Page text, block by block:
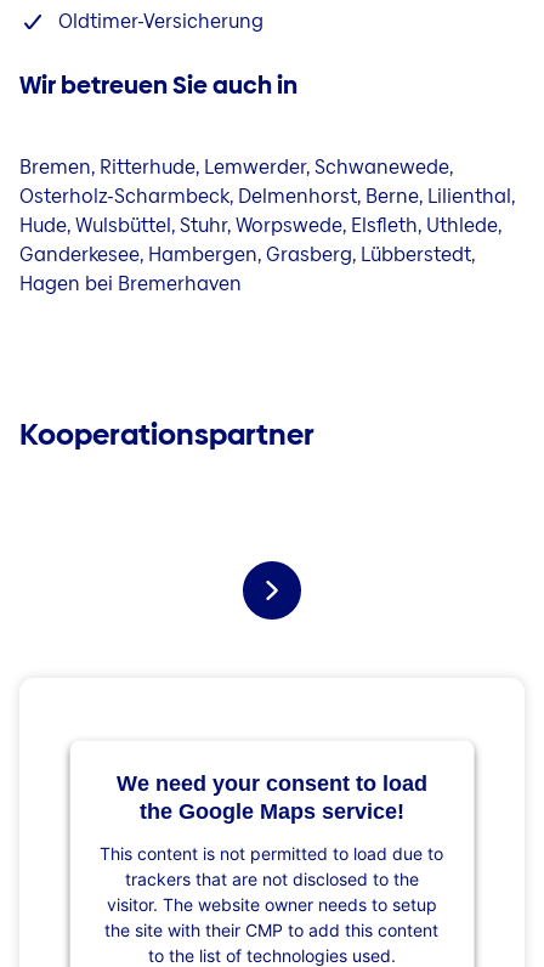
Oldtimer-Versicherung
Wir betreuen Sie auch in
Bremen, Ritterhude, Lemwerder, Schwanewede,
Osterholz-Scharmbeck, Delmenhorst, Berne, Lilienthal,
Hude, Wulsbüttel, Stuhr, Worpswede, Elsfleth, Uthlede,
Ganderkesee, Hambergen, Grasberg, Lübberstedt,
Hagen bei Bremerhaven
Kooperationspartner
We need your consent to load
the Google Maps service!
This content is not permitted to load due to
trackers that are not disclosed to the
visitor. The website owner needs to setup
the site with their CMP to add this content
to the list of technologies used.